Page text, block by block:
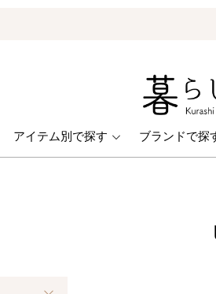
アイテム別で探す ブランドで探